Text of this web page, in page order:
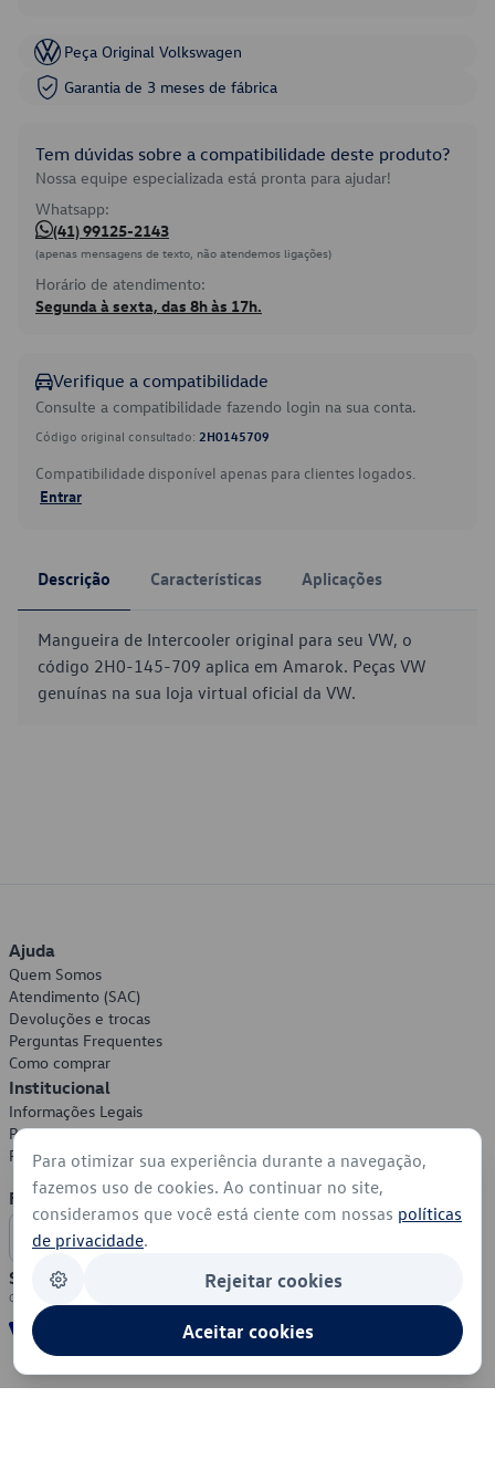
Peça Original Volkswagen
Garantia de 3 meses de fábrica
Tem dúvidas sobre a compatibilidade deste produto?
Nossa equipe especializada está pronta para ajudar!
Whatsapp:
(41) 99125-2143
(apenas mensagens de texto, não atendemos ligações)
Horário de atendimento:
Segunda à sexta, das 8h às 17h.
Verifique a compatibilidade
Consulte a compatibilidade fazendo login na sua conta.
Código original consultado: 2H0145709
Compatibilidade disponível apenas para clientes logados.
Entrar
Descrição Características Aplicações
Mangueira de Intercooler original para seu VW, o
código 2H0-145-709 aplica em Amarok. Peças VW
genuínas na sua loja virtual oficial da VW.
Ajuda
Quem Somos
Atendimento (SAC)
Devoluções e trocas
Perguntas Frequentes
Como comprar
Institucional
Informações Legais
Política de Privacidade
Política de Cookies
Formas de Pagamento
Segurança
Para otimizar sua experiência durante a navegação,
fazemos uso de cookies. Ao continuar no site,
consideramos que você está ciente com nossas políticas
de privacidade.
Rejeitar cookies
Aceitar cookies